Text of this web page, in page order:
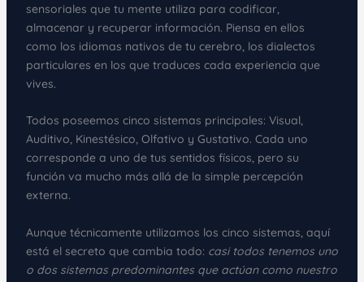
sensoriales que tu mente utiliza para codificar,
almacenar y recuperar información. Piensa en ellos
como los idiomas nativos de tu cerebro, los dialectos
particulares en los que traduces cada experiencia que
vives.
Todos poseemos cinco sistemas principales: Visual,
Auditivo, Kinestésico, Olfativo y Gustativo. Cada uno
corresponde a uno de tus sentidos físicos, pero su
función va mucho más allá de la simple percepción
externa.
Aunque técnicamente utilizamos los cinco sistemas, aquí
está el secreto que cambia todo: casi todos tenemos uno
o dos sistemas predominantes que actúan como nuestro